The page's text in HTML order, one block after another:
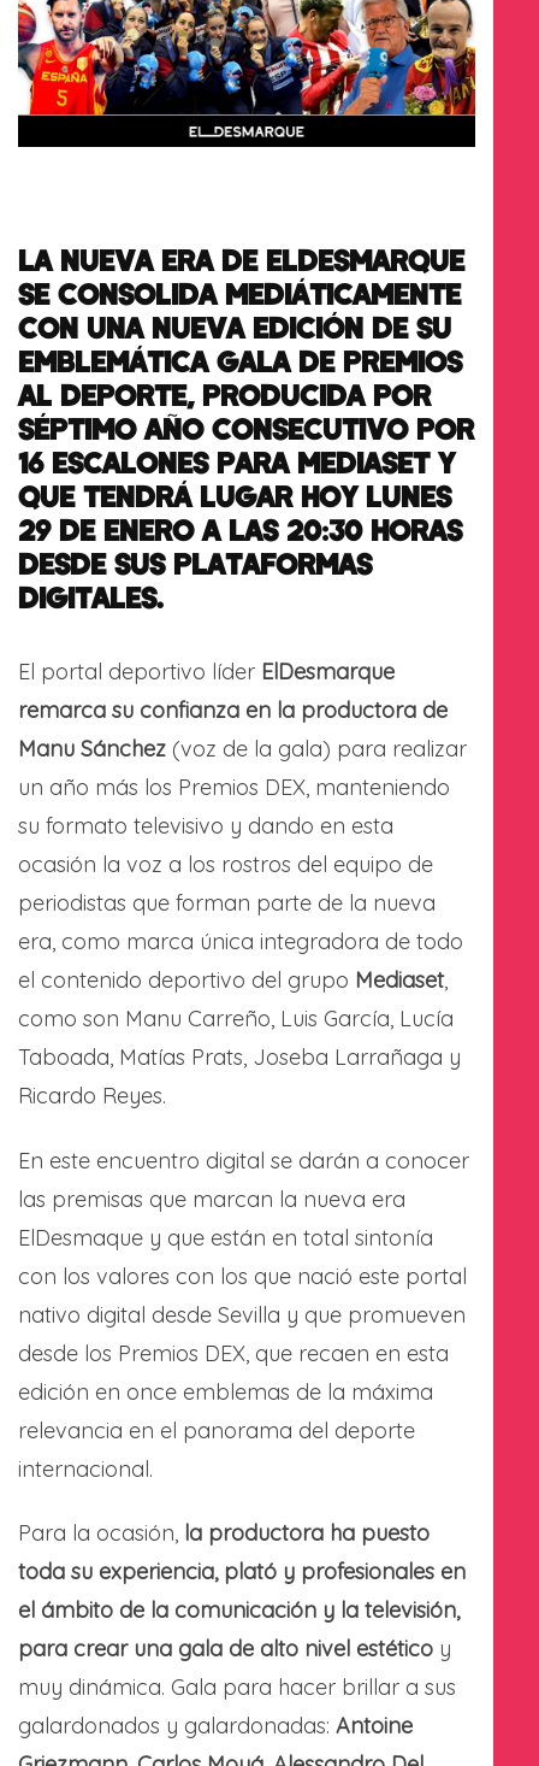
LA NUEVA ERA DE ELDESMARQUE
SE CONSOLIDA MEDIÁTICAMENTE
CON UNA NUEVA EDICIÓN DE SU
EMBLEMÁTICA GALA DE PREMIOS
AL DEPORTE, PRODUCIDA POR
SÉPTIMO AÑO CONSECUTIVO POR
16 ESCALONES PARA MEDIASET Y
QUE TENDRÁ LUGAR HOY LUNES
29 DE ENERO A LAS 20:30 HORAS
DESDE SUS PLATAFORMAS
DIGITALES.
El portal deportivo líder ElDesmarque
remarca su confianza en la productora de
Manu Sánchez (voz de la gala) para realizar
un año más los Premios DEX, manteniendo
su formato televisivo y dando en esta
ocasión la voz a los rostros del equipo de
periodistas que forman parte de la nueva
era, como marca única integradora de todo
el contenido deportivo del grupo Mediaset,
como son Manu Carreño, Luis García, Lucía
Taboada, Matías Prats, Joseba Larrañaga y
Ricardo Reyes.
En este encuentro digital se darán a conocer
las premisas que marcan la nueva era
ElDesmaque y que están en total sintonía
con los valores con los que nació este portal
nativo digital desde Sevilla y que promueven
desde los Premios DEX, que recaen en esta
edición en once emblemas de la máxima
relevancia en el panorama del deporte
internacional.
Para la ocasión, la productora ha puesto
toda su experiencia, plató y profesionales en
el ámbito de la comunicación y la televisión,
para crear una gala de alto nivel estético y
muy dinámica. Gala para hacer brillar a sus
galardonados y galardonadas: Antoine